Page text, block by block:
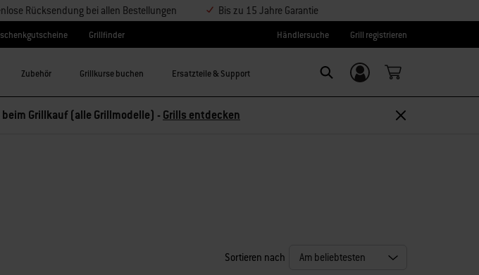
Rücksendung bei allen Bestellungen Bis zu 15 Jahre Garantie
Grillfinder Händlersuche Grill registrieren
Zubehör Grillkurse buchen Ersatzteile & Support
Einloggen/
Weber-ID
Grillkauf (alle Grillmodelle) - Grills entdecken
Sortieren nach